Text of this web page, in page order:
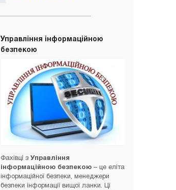
Управління інформаційною
безпекою
Фахівці з Управління
інформаційною безпекою – це еліта
інформаційної безпеки, менеджери
безпеки інформації вищої ланки. Ці